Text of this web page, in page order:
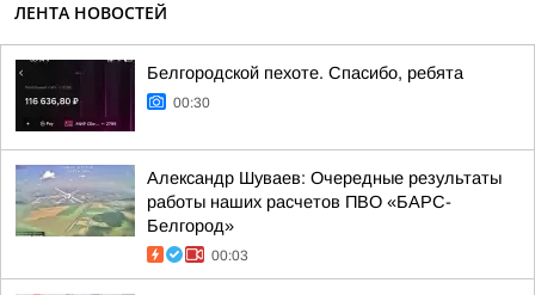
ЛЕНТА НОВОСТЕЙ
Белгородской пехоте. Спасибо, ребята
00:30
Александр Шуваев: Очередные результаты
работы наших расчетов ПВО «БАРС-
Белгород»
00:03